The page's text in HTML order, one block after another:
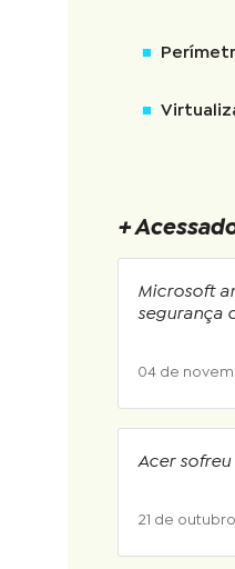
+
Microsoft
segurança
04 de
Acer
21 de outubro